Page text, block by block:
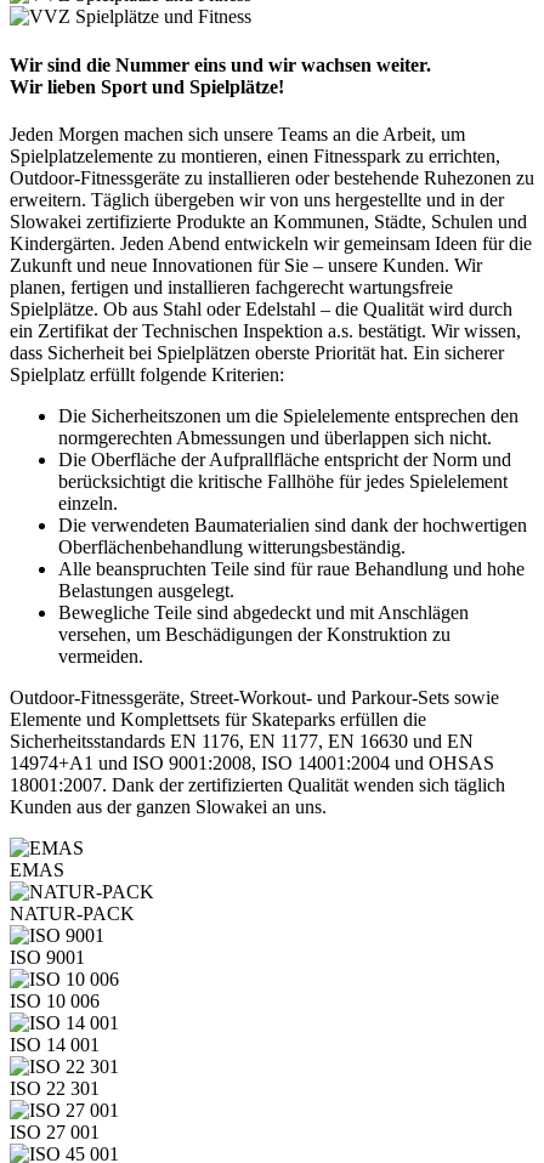
Wir sind die Nummer eins und wir wachsen weiter.
Wir lieben Sport und Spielplätze!
Jeden Morgen machen sich unsere Teams an die Arbeit, um
Spielplatzelemente zu montieren, einen Fitnesspark zu errichten,
Outdoor-Fitnessgeräte zu installieren oder bestehende Ruhezonen zu
erweitern. Täglich übergeben wir von uns hergestellte und in der
Slowakei zertifizierte Produkte an Kommunen, Städte, Schulen und
Kindergärten. Jeden Abend entwickeln wir gemeinsam Ideen für die
Zukunft und neue Innovationen für Sie – unsere Kunden. Wir
planen, fertigen und installieren fachgerecht wartungsfreie
Spielplätze. Ob aus Stahl oder Edelstahl – die Qualität wird durch
ein Zertifikat der Technischen Inspektion a.s. bestätigt. Wir wissen,
dass Sicherheit bei Spielplätzen oberste Priorität hat. Ein sicherer
Spielplatz erfüllt folgende Kriterien:
Die Sicherheitszonen um die Spielelemente entsprechen den
normgerechten Abmessungen und überlappen sich nicht.
Die Oberfläche der Aufprallfläche entspricht der Norm und
berücksichtigt die kritische Fallhöhe für jedes Spielelement
einzeln.
Die verwendeten Baumaterialien sind dank der hochwertigen
Oberflächenbehandlung witterungsbeständig.
Alle beanspruchten Teile sind für raue Behandlung und hohe
Belastungen ausgelegt.
Bewegliche Teile sind abgedeckt und mit Anschlägen
versehen, um Beschädigungen der Konstruktion zu
vermeiden.
Outdoor-Fitnessgeräte, Street-Workout- und Parkour-Sets sowie
Elemente und Komplettsets für Skateparks erfüllen die
Sicherheitsstandards EN 1176, EN 1177, EN 16630 und EN
14974+A1 und ISO 9001:2008, ISO 14001:2004 und OHSAS
18001:2007. Dank der zertifizierten Qualität wenden sich täglich
Kunden aus der ganzen Slowakei an uns.
EMAS
NATUR-PACK
ISO 9001
ISO 10 006
ISO 14 001
ISO 22 301
ISO 27 001